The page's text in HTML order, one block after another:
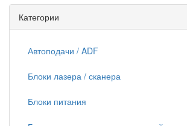
Категории
Автоподачи / ADF
Блоки лазера / сканера
Блоки питания